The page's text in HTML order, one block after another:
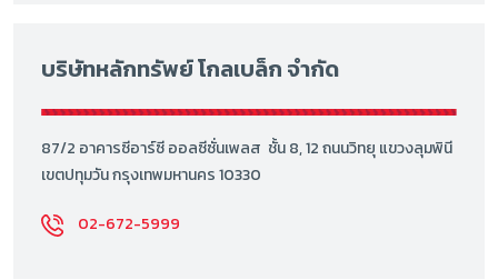
บริษัทหลักทรัพย์ โกลเบล็ก จำกัด
87/2 อาคารซีอาร์ซี ออลซีซั่นเพลส ชั้น 8, 12 ถนนวิทยุ แขวงลุมพินี
เขตปทุมวัน กรุงเทพมหานคร 10330
02-672-5999